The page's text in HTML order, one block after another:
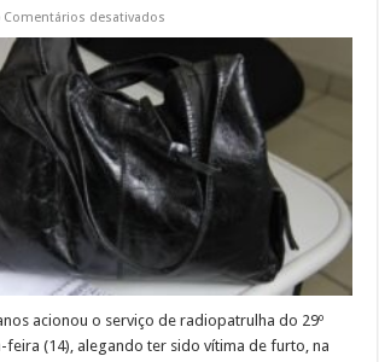
Comentários desativados
PM
depois
dinheiro
furtado
no
Balneário,
Natividade
acionou o serviço de radiopatrulha do 29º
feira (14), alegando ter sido vítima de furto, na